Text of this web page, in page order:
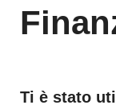
Ti è stato